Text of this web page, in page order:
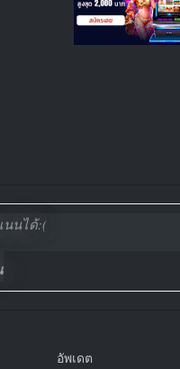
นนได้:(
อัพเดต